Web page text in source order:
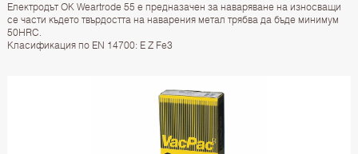
Електродът OK Weartrode 55 е предназaчен за наваряване на износващи
се части където твърдостта на наварения метал трябва да бъде минимум
50HRC.
Класификация по EN 14700: E Z Fe3